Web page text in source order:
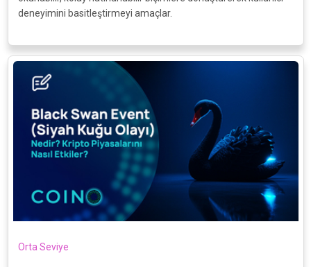
deneyimini basitleştirmeyi amaçlar.
Orta Seviye